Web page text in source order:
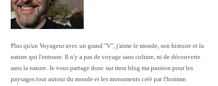
Plus qu'un Voyageur avec un grand "V", j'aime le monde, son histoire et la
nature qui l'entoure. Il n'y a pas de voyage sans culture, ni de découverte
sans la nature. Je vous partage donc sur mon blog ma passion pour les
paysages tout autour du monde et les monuments créé par l'homme.